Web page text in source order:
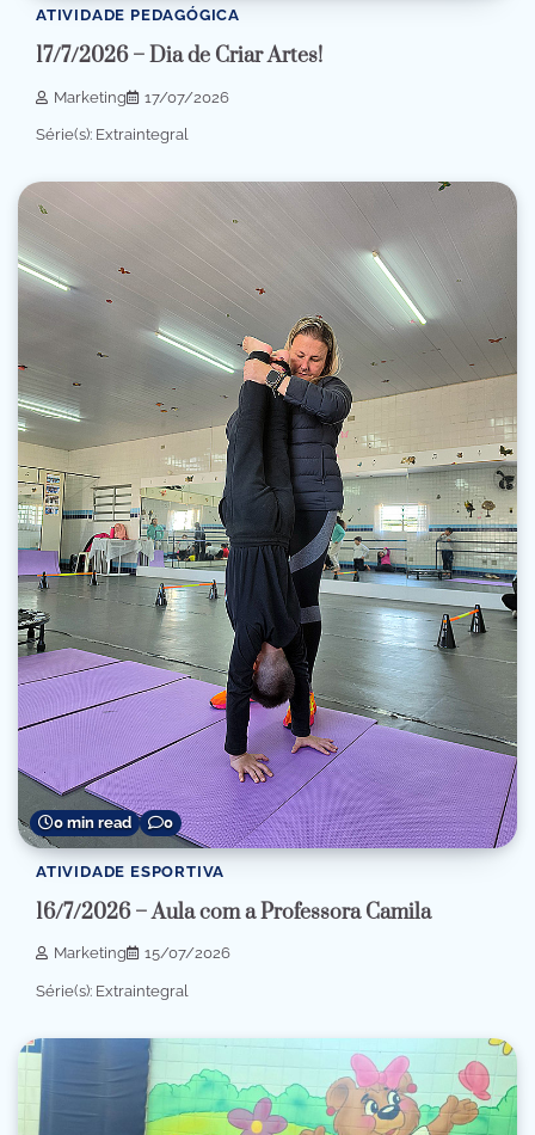
ATIVIDADE PEDAGÓGICA
17/7/2026 – Dia de Criar Artes!
Marketing 17/07/2026
Série(s): Extraintegral
0 min read 0
ATIVIDADE ESPORTIVA
16/7/2026 – Aula com a Professora Camila
Marketing 15/07/2026
Série(s): Extraintegral